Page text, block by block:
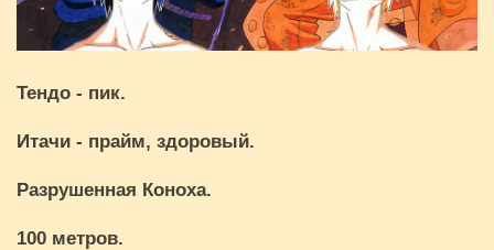
Тендо - пик.
Итачи - прайм, здоровый.
Разрушенная Коноха.
100 метров.